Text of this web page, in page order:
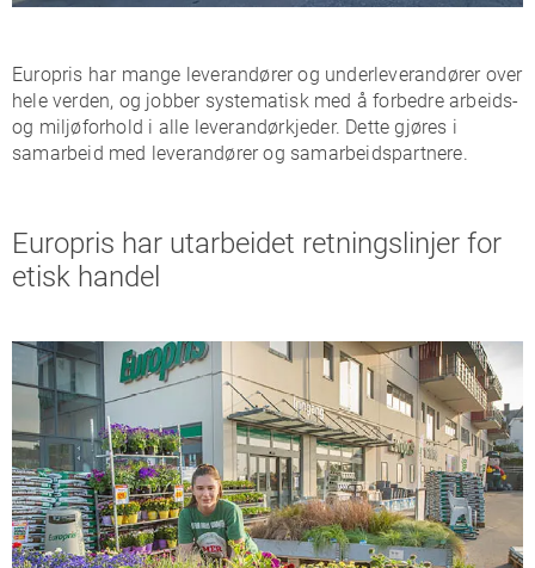
Europris har mange leverandører og underleverandører over
hele verden, og jobber systematisk med å forbedre arbeids-
og miljøforhold i alle leverandørkjeder. Dette gjøres i
samarbeid med leverandører og samarbeidspartnere.
Europris har utarbeidet retningslinjer for
etisk handel